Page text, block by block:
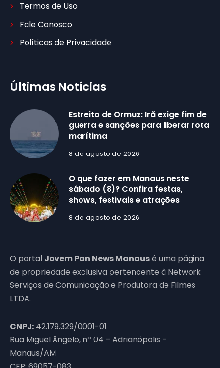
Termos de Uso
Fale Conosco
Políticas de Privacidade
Últimas Notícias
Estreito de Ormuz: Irã exige fim de
guerra e sanções para liberar rota
marítima
8 de agosto de 2026
O que fazer em Manaus neste
sábado (8)? Confira festas,
shows, festivais e atrações
8 de agosto de 2026
O portal Jovem Pan News Manausé uma página
de propriedade exclusiva pertencente à Network
Serviços de Comunicação e Produtora de Filmes
LTDA.
CNPJ: 42.179.329/0001-01
Rua Miguel Ângelo, nº 04 – Adrianópolis –
Manaus/AM